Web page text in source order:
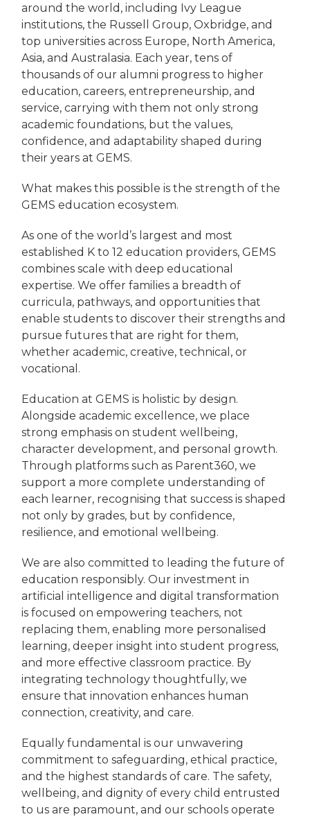
around the world, including Ivy League
institutions, the Russell Group, Oxbridge, and
top universities across Europe, North America,
Asia, and Australasia. Each year, tens of
thousands of our alumni progress to higher
education, careers, entrepreneurship, and
service, carrying with them not only strong
academic foundations, but the values,
confidence, and adaptability shaped during
their years at GEMS.
What makes this possible is the strength of the
GEMS education ecosystem.
As one of the world’s largest and most
established K to 12 education providers, GEMS
combines scale with deep educational
expertise. We offer families a breadth of
curricula, pathways, and opportunities that
enable students to discover their strengths and
pursue futures that are right for them,
whether academic, creative, technical, or
vocational.
Education at GEMS is holistic by design.
Alongside academic excellence, we place
strong emphasis on student wellbeing,
character development, and personal growth.
Through platforms such as Parent360, we
support a more complete understanding of
each learner, recognising that success is shaped
not only by grades, but by confidence,
resilience, and emotional wellbeing.
We are also committed to leading the future of
education responsibly. Our investment in
artificial intelligence and digital transformation
is focused on empowering teachers, not
replacing them, enabling more personalised
learning, deeper insight into student progress,
and more effective classroom practice. By
integrating technology thoughtfully, we
ensure that innovation enhances human
connection, creativity, and care.
Equally fundamental is our unwavering
commitment to safeguarding, ethical practice,
and the highest standards of care. The safety,
wellbeing, and dignity of every child entrusted
to us are paramount, and our schools operate